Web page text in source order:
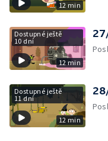
12 min
Dostupné ještě
10 dní
12 min
Dostupné ještě
11 dní
12 min